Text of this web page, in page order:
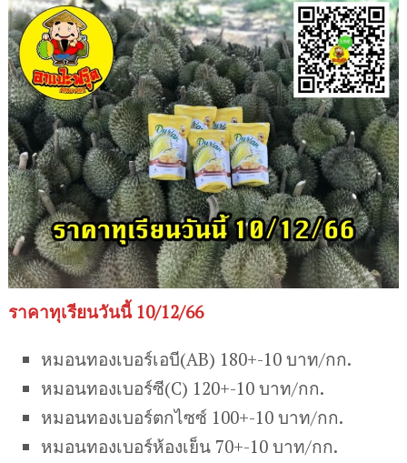
ราคาทุเรียนวันนี้ 10/12/66
หมอนทองเบอร์เอบี(AB) 180+-10 บาท/กก.
หมอนทองเบอร์ซี(C) 120+-10 บาท/กก.
หมอนทองเบอร์ตกไซซ์ 100+-10 บาท/กก.
หมอนทองเบอร์ห้องเย็น 70+-10 บาท/กก.